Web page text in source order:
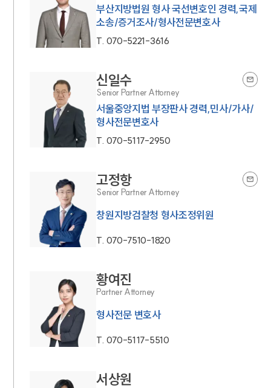
부산지방법원 형사 국선변호인 경력,국제
소송/증거조사/형사전문변호사
T. 070-5221-3616
신일수
Senior Partner Attorney
서울중앙지법 부장판사 경력,민사/가사/
형사전문변호사
T. 070-5117-2950
고정항
Senior Partner Attorney
창원지방검찰청 형사조정위원
T. 070-7510-1820
황여진
Partner Attorney
형사전문 변호사
T. 070-5117-5510
서상원